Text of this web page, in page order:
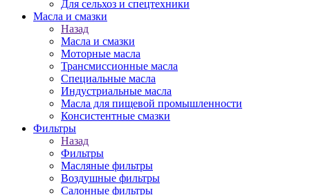
Для сельхоз и спецтехники
Масла и смазки
Назад
Масла и смазки
Моторные масла
Трансмиссионные масла
Специальные масла
Индустриальные масла
Масла для пищевой промышленности
Консистентные смазки
Фильтры
Назад
Фильтры
Масляные фильтры
Воздушные фильтры
Салонные фильтры